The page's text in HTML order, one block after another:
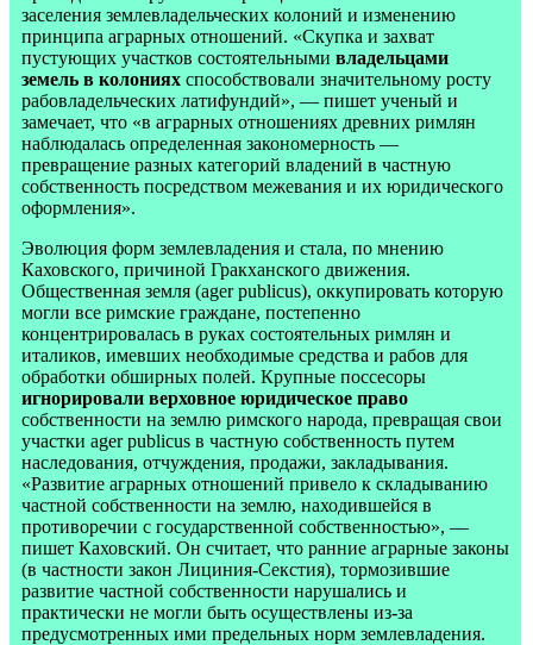
заселения землевладельческих колоний и изменению
принципа аграрных отношений. «Скупка и захват
пустующих участков состоятельными владельцами
земель в колониях способствовали значительному росту
рабовладельческих латифундий», — пишет ученый и
замечает, что «в аграрных отношениях древних римлян
наблюдалась определенная закономерность —
превращение разных категорий владений в частную
собственность посредством межевания и их юридического
оформления».
Эволюция форм землевладения и стала, по мнению
Каховского, причиной Гракханского движения.
Общественная земля (ager publicus), оккупировать которую
могли все римские граждане, постепенно
концентрировалась в руках состоятельных римлян и
италиков, имевших необходимые средства и рабов для
обработки обширных полей. Крупные поссесоры
игнорировали верховное юридическое право
собственности на землю римского народа, превращая свои
участки ager publicus в частную собственность путем
наследования, отчуждения, продажи, закладывания.
«Развитие аграрных отношений привело к складыванию
частной собственности на землю, находившейся в
противоречии с государственной собственностью», —
пишет Каховский. Он считает, что ранние аграрные законы
(в частности закон Лициния-Секстия), тормозившие
развитие частной собственности нарушались и
практически не могли быть осуществлены из-за
предусмотренных ими предельных норм землевладения.